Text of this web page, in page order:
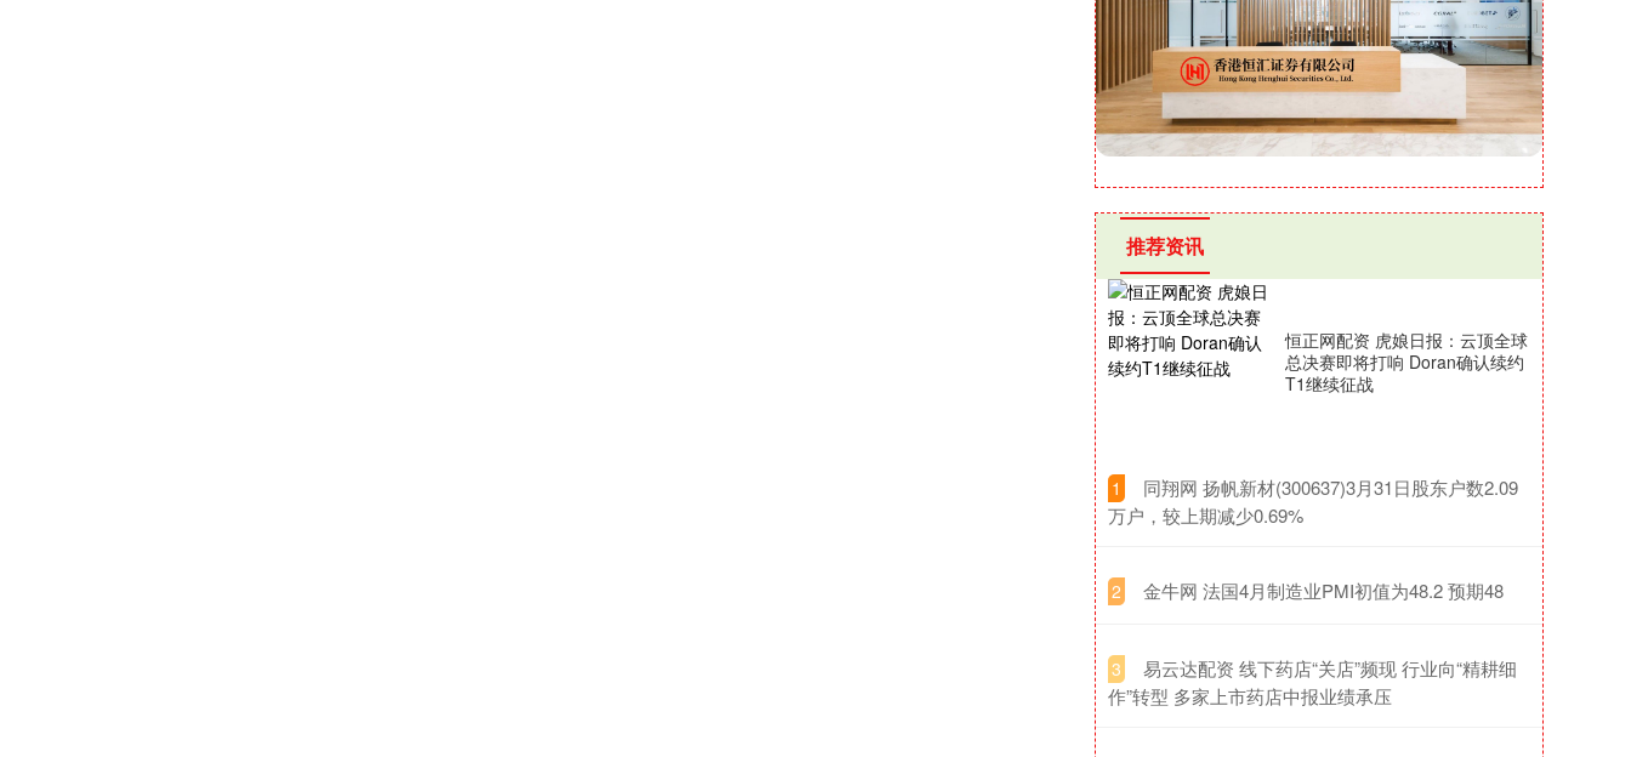
推荐资讯
恒正网配资 虎娘日报：云顶全球
总决赛即将打响 Doran确认续约
T1继续征战
1
​同翔网 扬帆新材(300637)3月31日股东户数2.09
万户，较上期减少0.69%
2 ​金牛网 法国4月制造业PMI初值为48.2 预期48
3
​易云达配资 线下药店“关店”频现 行业向“精耕细
作”转型 多家上市药店中报业绩承压